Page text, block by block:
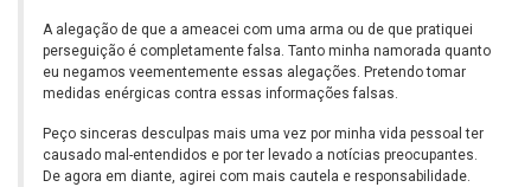
A alegação de que a ameacei com uma arma ou de que pratiquei
perseguição é completamente falsa. Tanto minha namorada quanto
eu negamos veementemente essas alegações. Pretendo tomar
medidas enérgicas contra essas informações falsas.
Peço sinceras desculpas mais uma vez por minha vida pessoal ter
causado mal-entendidos e por ter levado a notícias preocupantes.
De agora em diante, agirei com mais cautela e responsabilidade.